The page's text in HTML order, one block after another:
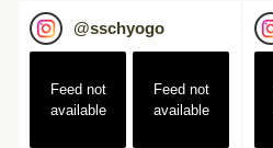
@sschyogo
Feed not
available
Feed not
available